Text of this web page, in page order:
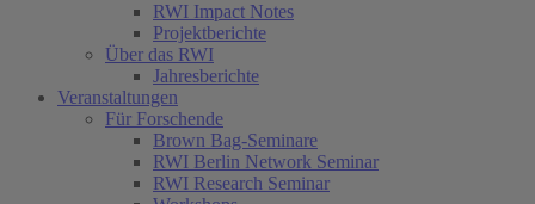
RWI Impact Notes
Projektberichte
Über das RWI
Jahresberichte
Veranstaltungen
Für Forschende
Brown Bag-Seminare
RWI Berlin Network Seminar
RWI Research Seminar